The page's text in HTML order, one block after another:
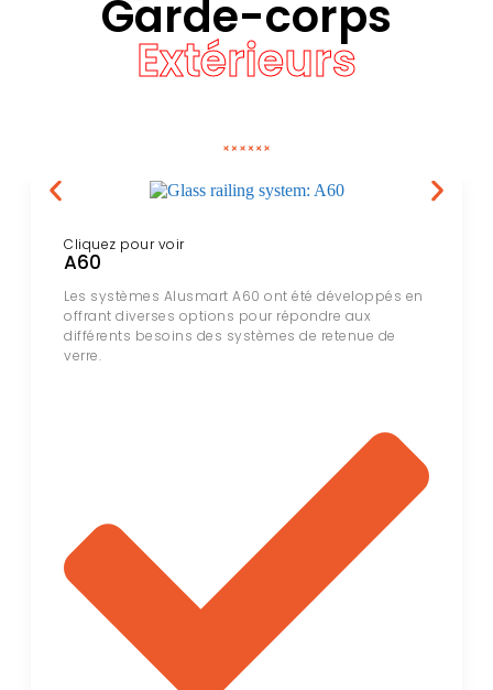
Garde-corps
Extérieurs
Cliquez pour voir
A60
Les systèmes Alusmart A60 ont été développés en
offrant diverses options pour répondre aux
différents besoins des systèmes de retenue de
verre.